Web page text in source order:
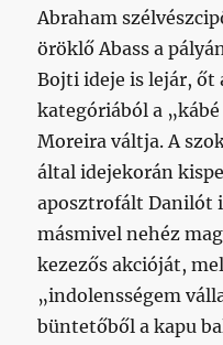
Abraham
öröklő Abass a
Bojti ideje is lejár, őt
kategóriából a
Moreira váltja. A
által idejekorán
aposztrofált Danilót
másmivel nehéz
kezezős akcióját,
„indolensségem
büntetőből a kapu